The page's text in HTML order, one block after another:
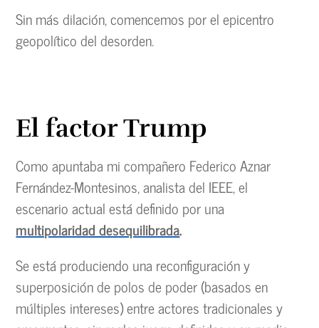
Sin más dilación, comencemos por el epicentro
geopolítico del desorden.
El factor Trump
Como apuntaba mi compañero Federico Aznar
Fernández-Montesinos, analista del IEEE, el
escenario actual está definido por una
multipolaridad desequilibrada.
Se está produciendo una reconfiguración y
superposición de polos de poder (basados en
múltiples intereses) entre actores tradicionales y